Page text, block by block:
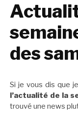
des
Si je vous dis que
l’actualité de la
trouvé une news